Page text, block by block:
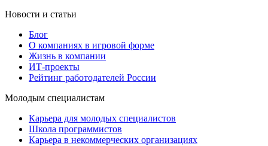
Новости и статьи
Блог
О компаниях в игровой форме
Жизнь в компании
ИТ-проекты
Рейтинг работодателей России
Молодым специалистам
Карьера для молодых специалистов
Школа программистов
Карьера в некоммерческих организациях